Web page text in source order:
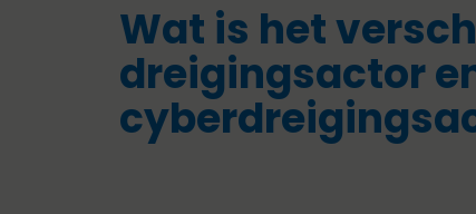
Wat is het
dreigingsactor